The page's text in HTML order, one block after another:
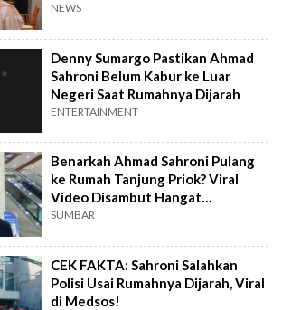
NEWS
Denny Sumargo Pastikan Ahmad
Sahroni Belum Kabur ke Luar
Negeri Saat Rumahnya Dijarah
ENTERTAINMENT
Benarkah Ahmad Sahroni Pulang
ke Rumah Tanjung Priok? Viral
Video Disambut Hangat
Masyarakat
SUMBAR
CEK FAKTA: Sahroni Salahkan
Polisi Usai Rumahnya Dijarah, Viral
di Medsos!